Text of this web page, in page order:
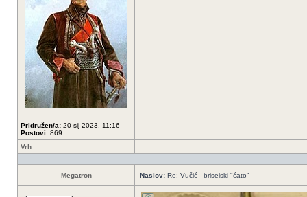
Pridružen/a: 20 sij 2023, 11:16
Postovi: 869
Vrh
Megatron Naslov: Re: Vučić - briselski "ćato"